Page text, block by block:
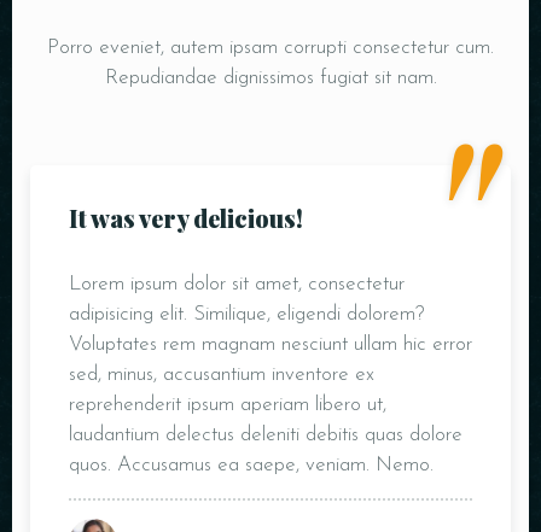
Porro eveniet, autem ipsam corrupti consectetur cum.
Repudiandae dignissimos fugiat sit nam."
It was very delicious!
Lorem ipsum dolor sit amet, consectetur
adipisicing elit. Similique, eligendi dolorem?
Voluptates rem magnam nesciunt ullam hic error
sed, minus, accusantium inventore ex
reprehenderit ipsum aperiam libero ut,
laudantium delectus deleniti debitis quas dolore
quos. Accusamus ea saepe, veniam. Nemo.